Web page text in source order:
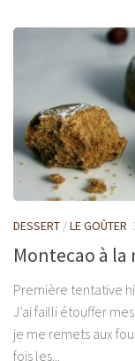
DESSERT /LE GOÛTER
Montecao à la
Première tentative
J’ai failli étouffer
je me remets aux
fois les...